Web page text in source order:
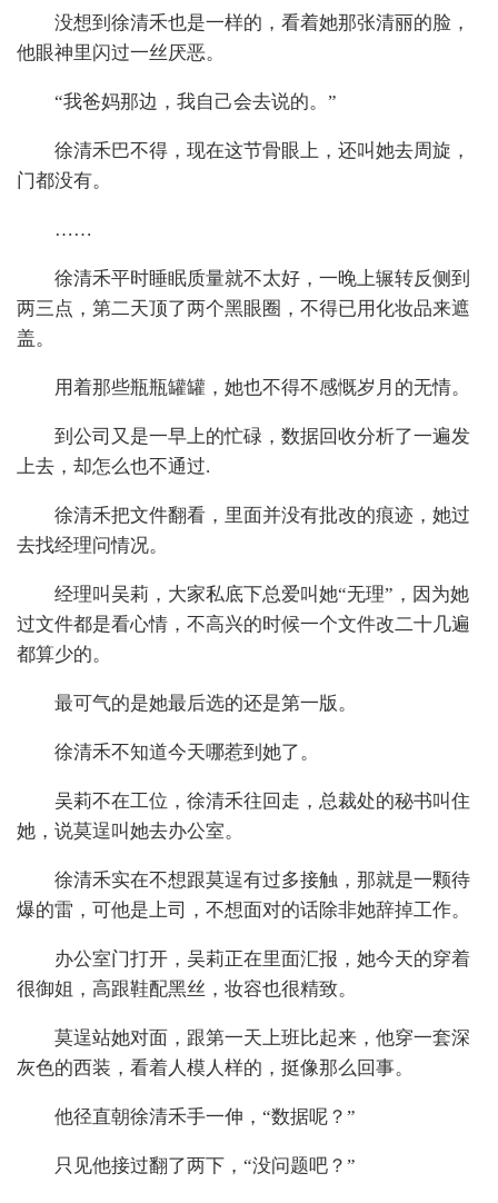
没想到徐清禾也是一样的，看着她那张清丽的脸，
他眼神里闪过一丝厌恶。
“我爸妈那边，我自己会去说的。”
徐清禾巴不得，现在这节骨眼上，还叫她去周旋，
门都没有。
……
徐清禾平时睡眠质量就不太好，一晚上辗转反侧到
两三点，第二天顶了两个黑眼圈，不得已用化妆品来遮
盖。
用着那些瓶瓶罐罐，她也不得不感慨岁月的无情。
到公司又是一早上的忙碌，数据回收分析了一遍发
上去，却怎么也不通过.
徐清禾把文件翻看，里面并没有批改的痕迹，她过
去找经理问情况。
经理叫吴莉，大家私底下总爱叫她“无理”，因为她
过文件都是看心情，不高兴的时候一个文件改二十几遍
都算少的。
最可气的是她最后选的还是第一版。
徐清禾不知道今天哪惹到她了。
吴莉不在工位，徐清禾往回走，总裁处的秘书叫住
她，说莫逞叫她去办公室。
徐清禾实在不想跟莫逞有过多接触，那就是一颗待
爆的雷，可他是上司，不想面对的话除非她辞掉工作。
办公室门打开，吴莉正在里面汇报，她今天的穿着
很御姐，高跟鞋配黑丝，妆容也很精致。
莫逞站她对面，跟第一天上班比起来，他穿一套深
灰色的西装，看着人模人样的，挺像那么回事。
他径直朝徐清禾手一伸，“数据呢？”
只见他接过翻了两下，“没问题吧？”